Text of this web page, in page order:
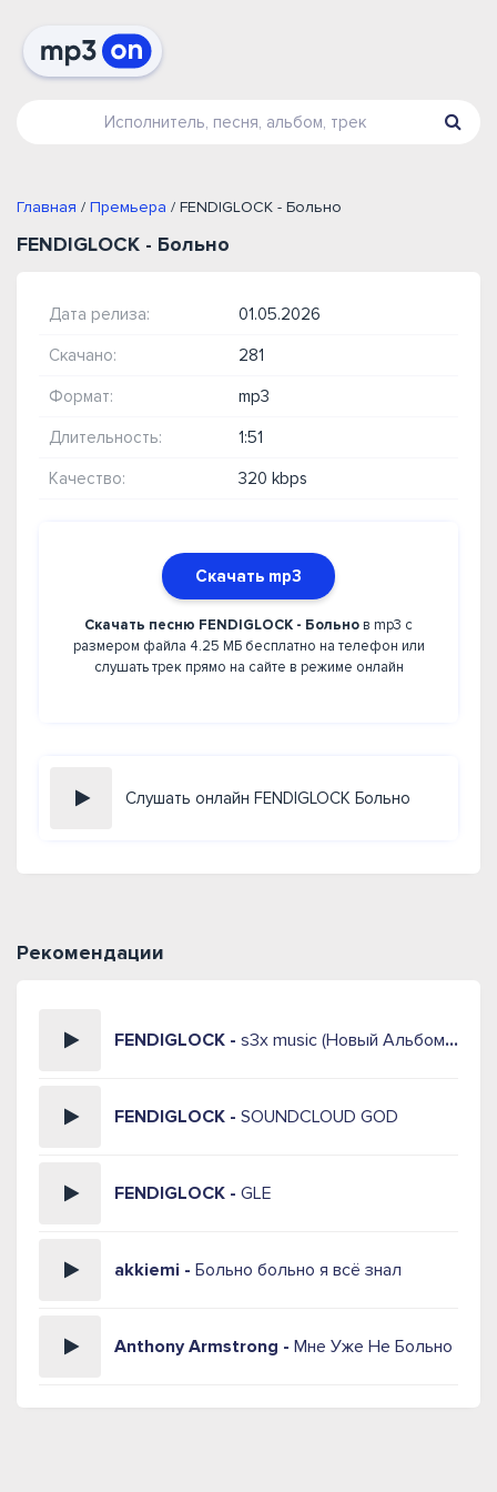
Главная / Премьера / FENDIGLOCK - Больно
FENDIGLOCK - Больно
Дата релиза: 01.05.2026
Скачано: 281
Формат: mp3
Длительность: 1:51
Качество: 320 kbps
Скачать mp3
Скачать песню FENDIGLOCK - Больно в mp3 с
размером файла 4.25 МБ бесплатно на телефон или
слушать трек прямо на сайте в режиме онлайн
Слушать онлайн FENDIGLOCK Больно
Рекомендации
FENDIGLOCK - s3x music (Новый Альбом 2026)
FENDIGLOCK - SOUNDCLOUD GOD
FENDIGLOCK - GLE
akkiemi - Больно больно я всё знал
Anthony Armstrong - Мне Уже Не Больно